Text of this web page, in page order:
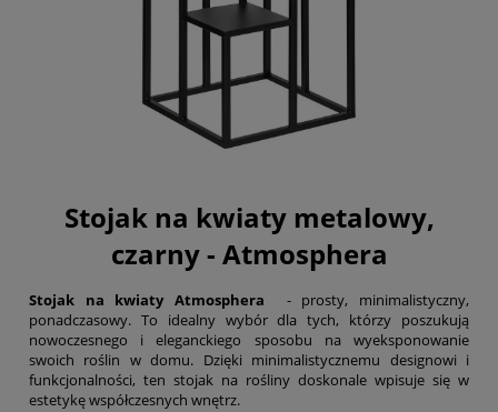
Stojak na kwiaty metalowy,
czarny - Atmosphera
Stojak na kwiaty Atmosphera - prosty, minimalistyczny,
ponadczasowy. To idealny wybór dla tych, którzy poszukują
nowoczesnego i eleganckiego sposobu na wyeksponowanie
swoich roślin w domu. Dzięki minimalistycznemu designowi i
funkcjonalności, ten stojak na rośliny doskonale wpisuje się w
estetykę współczesnych wnętrz.